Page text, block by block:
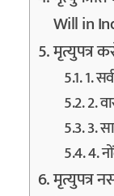
Will in
मृत्युपत्र
1.
2.
3.
4.
मृत्युपत्र